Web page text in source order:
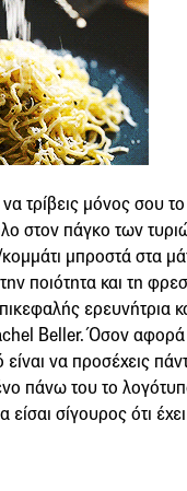
να τρίβεις μόνος σου
στον πάγκο των
μπροστά στα
ποιότητα και τη
ερευνήτρια
Beller. Όσον αφορά
να προσέχεις
πάνω του το
είσαι σίγουρος ότι